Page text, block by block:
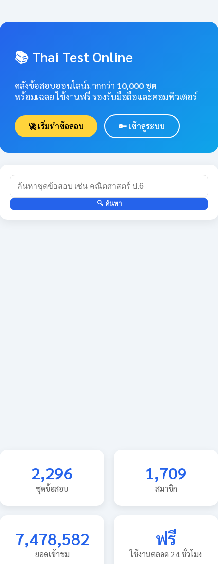
📚 Thai Test Online
คลังข้อสอบออนไลน์มากกว่า 10,000 ชุด
พร้อมเฉลย ใช้งานฟรี รองรับมือถือและคอมพิวเตอร์
🚀 เริ่มทำข้อสอบ 🔑 เข้าสู่ระบบ
🔍 ค้นหา
2,296
ชุดข้อสอบ
1,709
สมาชิก
7,478,582
ยอดเข้าชม
ฟรี
ใช้งานตลอด 24 ชั่วโมง